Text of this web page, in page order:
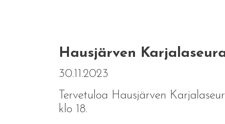
Hausjärven
30.11.2023
Tervetuloa Hausjärven
klo 18.